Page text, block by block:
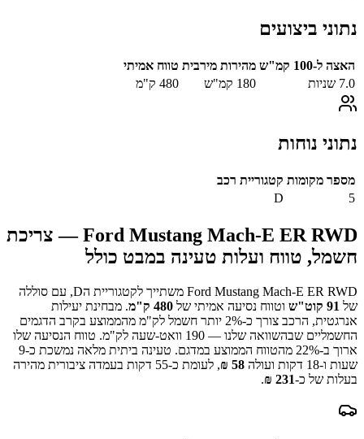
נתוני ביצועים
האצה ל-100 קמ"ש מהירות מירבית טווח אמיתי
7.0 שניות 180 קמ"ש 480 ק"מ
נתוני נוחות
מספר מקומות קטגוריית רכב
5
D
Ford Mustang Mach-E ER RWD— צריכת
חשמל, טווח ועלות טעינה במבט כולל
Ford Mustang Mach-E ER RWD משתייך לקטגוריית הD, עם סוללה
של 91 קוט"ש וטווח נסיעה אמיתי של 480 ק"מ. מבחינת יעילות
אנרגטית, הרכב צורך כ-
2 % יותר חשמל לק"מ מהממוצע בקרב הדגמים
החשמליים שבהשוואה שלנו — 190 וואט-שעה לק"מ. טווח הנסיעה שלו
ארוך ב-
22% מהטווח הממוצע במדגם. טעינה ביתית מלאה נמשכת כ-9
שעות ו-18 דקות
ועולה 58
₪, לעומת כ-55 דקות בעמדה ציבורית מהירה
בעלות של כ-231
₪
.